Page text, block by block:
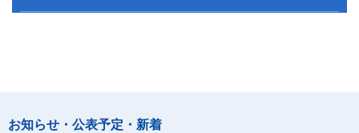
お知らせ・公表予定・新着